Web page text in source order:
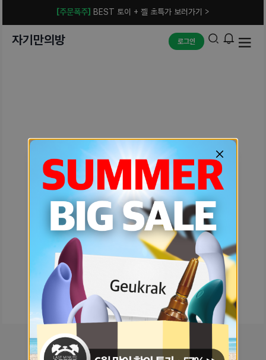
[주문폭주] BEST 토이 + 젤 초특가 보러가기 >
자기만의방 로그인
예상치 못한 에러입니다.